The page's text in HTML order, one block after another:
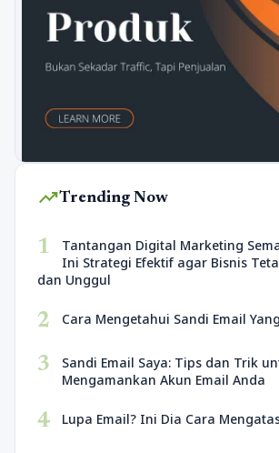
trending_upTrending Now
1
Tantangan Digital Marketing
Ini Strategi Efektif agar Bisnis
dan Unggul
2 Cara Mengetahui Sandi Email
3
Sandi Email Saya: Tips dan Trik
Mengamankan Akun Email Anda
4 Lupa Email? Ini Dia Cara